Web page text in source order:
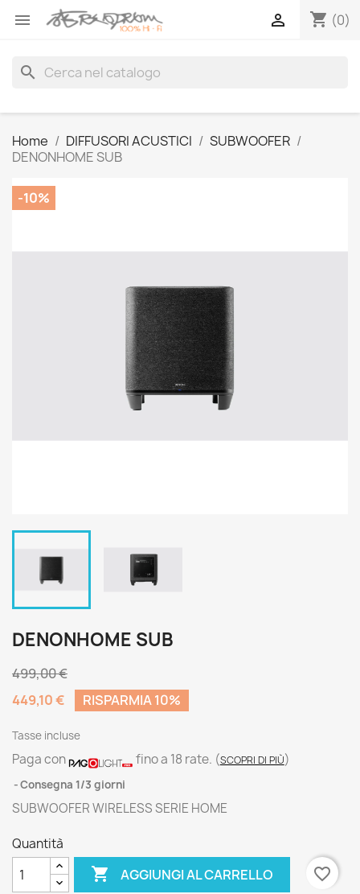
 shopping_cart (0)

search
Home DIFFUSORI ACUSTICI
SUBWOOFER
DENONHOME SUB
-10%
DENONHOME SUB
499,00 €
449,10 €
RISPARMIA 10%
Tasse incluse
Paga con fino a 18 rate. (SCOPRI DI PIÙ)
Consegna 1/3 giorni
SUBWOOFER WIRELESS SERIE HOME
Quantità
 AGGIUNGI AL CARRELLO favorite_border